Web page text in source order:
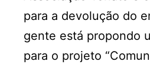
para a devolução do
gente está propondo
para o projeto